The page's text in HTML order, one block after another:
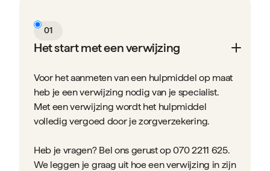
01
Het start met een verwijzing
Voor het aanmeten van een hulpmiddel op maat
heb je een verwijzing nodig van je specialist.
Met een verwijzing wordt het hulpmiddel
volledig vergoed door je zorgverzekering.
Heb je vragen? Bel ons gerust op 070 2211 625.
We leggen je graag uit hoe een verwijzing in zijn